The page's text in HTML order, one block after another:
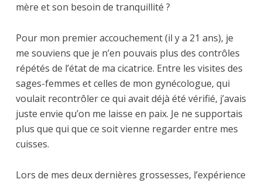
mère et son besoin de tranquillité ?
Pour mon premier accouchement (il y a 21 ans), je
me souviens que je n’en pouvais plus des contrôles
répétés de l’état de ma cicatrice. Entre les visites des
sages-femmes et celles de mon gynécologue, qui
voulait recontrôler ce qui avait déjà été vérifié, j’avais
juste envie qu’on me laisse en paix. Je ne supportais
plus que qui que ce soit vienne regarder entre mes
cuisses.
Lors de mes deux dernières grossesses, l’expérience